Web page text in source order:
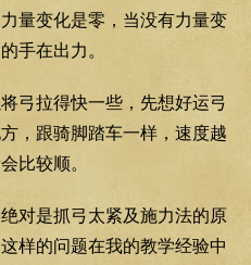
量变化是零，当没有力量变
手在出力。
弓拉得快一些，先想好运弓
，跟骑脚踏车一样，速度越
比较顺。
对是抓弓太紧及施力法的原
样的问题在我的教学经验中